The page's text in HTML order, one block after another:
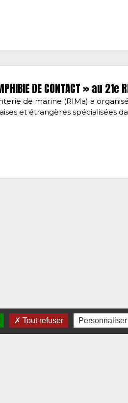
DE CONTACT » au 21e
de marine (RIMa) a
et étrangères spécialisées
Tout refuser Personnaliser